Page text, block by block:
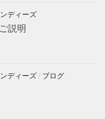
ディーズ
説明
ディーズ / ブログ